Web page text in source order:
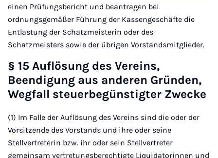
einen Prüfungsbericht und beantragen bei
ordnungsgemäßer Führung der Kassengeschäfte die
Entlastung der Schatzmeisterin oder des
Schatzmeisters sowie der übrigen Vorstandsmitglieder.
§ 15 Auflösung des Vereins,
Beendigung aus anderen Gründen,
Wegfall steuerbegünstigter Zwecke
(1) Im Falle der Auflösung des Vereins sind die oder der
Vorsitzende des Vorstands und ihre oder seine
Stellvertreterin bzw. ihr oder sein Stellvertreter
gemeinsam vertretungsberechtigte Liquidatorinnen und